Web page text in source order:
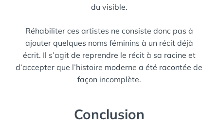
du visible.
Réhabiliter ces artistes ne consiste donc pas à
ajouter quelques noms féminins à un récit déjà
écrit. Il s’agit de reprendre le récit à sa racine et
d’accepter que l’histoire moderne a été racontée de
façon incomplète.
Conclusion